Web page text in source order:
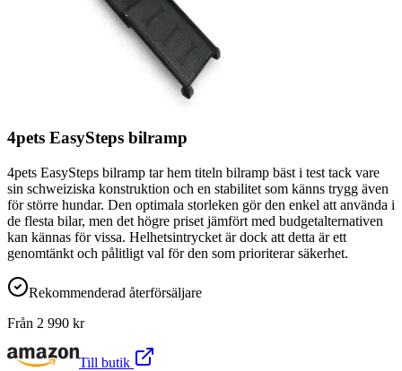
4pets EasySteps bilramp
4pets EasySteps bilramp tar hem titeln bilramp bäst i test tack vare
sin schweiziska konstruktion och en stabilitet som känns trygg även
för större hundar. Den optimala storleken gör den enkel att använda i
de flesta bilar, men det högre priset jämfört med budgetalternativen
kan kännas för vissa. Helhetsintrycket är dock att detta är ett
genomtänkt och pålitligt val för den som prioriterar säkerhet.
Rekommenderad återförsäljare
Från 2 990 kr
Till butik